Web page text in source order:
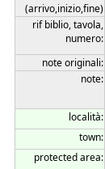
(arrivo,inizio,fine)
rif biblio, tavola,
numero:
note originali:
note:
località:
town:
protected area: